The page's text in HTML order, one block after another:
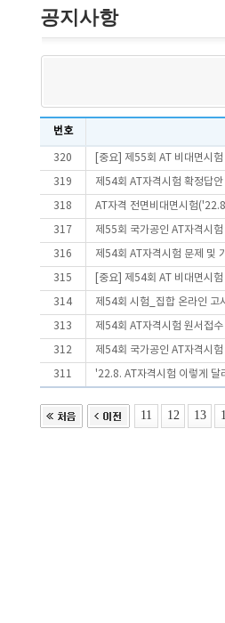
공지사항
번호
320 [중요] 제55회 AT 비대면시
319 제54회 AT자격시험 확정답
318 AT자격 전면비대면시험
317 제55회 국가공인 AT자격시
316 제54회 AT자격시험 문제 및
315 [중요] 제54회 AT 비대면시
314 제54회 시험_집합 온라인 고
313 제54회 AT자격시험 원서접
312 제54회 국가공인 AT자격시
311 '22.8. AT자격시험 이렇게 달
11 12 13